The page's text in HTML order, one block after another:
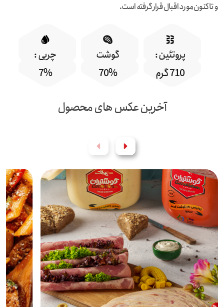
و تا کنون مورد اقبال قرار گرفته است.
پروتئین :
710 گرم
گوشت
70%
چربی :
7%
آخرین عکس های محصول